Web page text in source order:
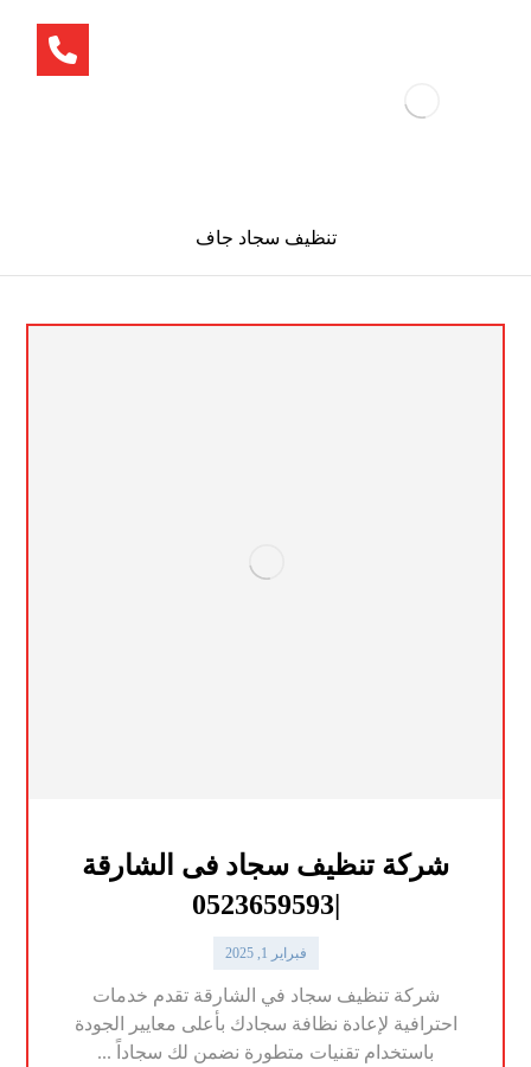
تنظيف سجاد جاف
شركة تنظيف سجاد فى الشارقة
|0523659593
فبراير 1, 2025
شركة تنظيف سجاد في الشارقة تقدم خدمات
احترافية لإعادة نظافة سجادك بأعلى معايير الجودة
باستخدام تقنيات متطورة نضمن لك سجاداً ...